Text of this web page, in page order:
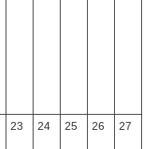
23 24 25 26 27